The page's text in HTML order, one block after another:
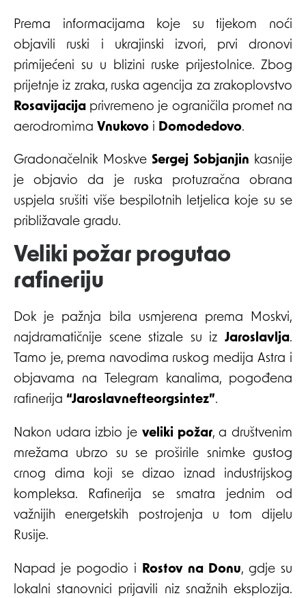
Prema informacijama koje su tijekom noći
objavili ruski i ukrajinski izvori, prvi dronovi
primijećeni su u blizini ruske prijestolnice. Zbog
prijetnje iz zraka, ruska agencija za zrakoplovstvo
Rosavijacija privremeno je ograničila promet na
aerodromima Vnukovo i Domodedovo.
Gradonačelnik Moskve Sergej Sobjanjin kasnije
je objavio da je ruska protuzračna obrana
uspjela srušiti više bespilotnih letjelica koje su se
približavale gradu.
Veliki požar progutao
rafineriju
Dok je pažnja bila usmjerena prema Moskvi,
najdramatičnije scene stizale su iz Jaroslavlja.
Tamo je, prema navodima ruskog medija Astra i
objavama na Telegram kanalima, pogođena
rafinerija “Jaroslavnefteorgsintez”.
Nakon udara izbio je veliki požar, a društvenim
mrežama ubrzo su se proširile snimke gustog
crnog dima koji se dizao iznad industrijskog
kompleksa. Rafinerija se smatra jednim od
važnijih energetskih postrojenja u tom dijelu
Rusije.
Napad je pogodio i Rostov na Donu, gdje su
lokalni stanovnici prijavili niz snažnih eksplozija.